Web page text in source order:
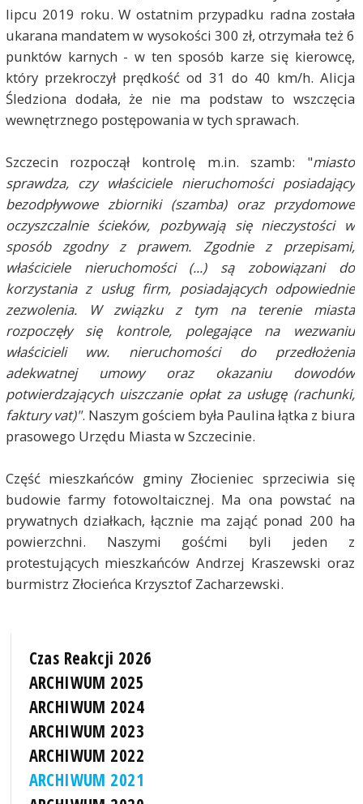
lipcu 2019 roku. W ostatnim przypadku radna została
ukarana mandatem w wysokości 300 zł, otrzymała też 6
punktów karnych - w ten sposób karze się kierowcę,
który przekroczył prędkość od 31 do 40 km/h. Alicja
Śledziona dodała, że nie ma podstaw to wszczęcia
wewnętrznego postępowania w tych sprawach.
Szczecin rozpoczął kontrolę m.in. szamb: "miasto
sprawdza, czy właściciele nieruchomości posiadający
bezodpływowe zbiorniki (szamba) oraz przydomowe
oczyszczalnie ścieków, pozbywają się nieczystości w
sposób zgodny z prawem. Zgodnie z przepisami,
właściciele nieruchomości (...) są zobowiązani do
korzystania z usług firm, posiadających odpowiednie
zezwolenia. W związku z tym na terenie miasta
rozpoczęły się kontrole, polegające na wezwaniu
właścicieli ww. nieruchomości do przedłożenia
adekwatnej umowy oraz okazaniu dowodów
potwierdzających uiszczanie opłat za usługę (rachunki,
faktury vat)". Naszym gościem była Paulina łątka z biura
prasowego Urzędu Miasta w Szczecinie.
Część mieszkańców gminy Złocieniec sprzeciwia się
budowie farmy fotowoltaicznej. Ma ona powstać na
prywatnych działkach, łącznie ma zająć ponad 200 ha
powierzchni. Naszymi gośćmi byli jeden z
protestujących mieszkańców Andrzej Kraszewski oraz
burmistrz Złocieńca Krzysztof Zacharzewski.
Czas Reakcji 2026
ARCHIWUM 2025
ARCHIWUM 2024
ARCHIWUM 2023
ARCHIWUM 2022
ARCHIWUM 2021